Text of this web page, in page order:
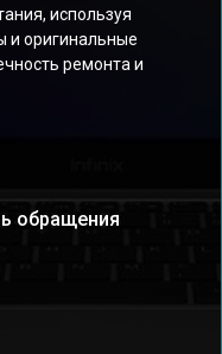
используя
и оригинальные
ремонта и
обращения